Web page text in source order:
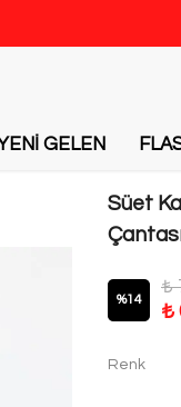
GELEN
Süet
%14
₺
₺
Renk